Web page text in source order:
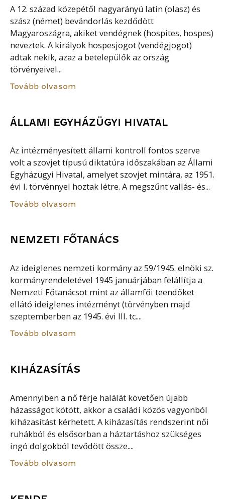
A 12. század közepétől nagyarányú latin (olasz) és
szász (német) bevándorlás kezdődött
Magyaroszágra, akiket vendégnek (hospites, hospes)
neveztek. A királyok hospesjogot (vendégjogot)
adtak nekik, azaz a betelepülők az ország
törvényeivel...
Tovább olvasom
ÁLLAMI EGYHÁZÜGYI HIVATAL
Az intézményesített állami kontroll fontos szerve
volt a szovjet típusú diktatúra időszakában az Állami
Egyházügyi Hivatal, amelyet szovjet mintára, az 1951.
évi I. törvénnyel hoztak létre. A megszűnt vallás- és...
Tovább olvasom
NEMZETI FŐTANÁCS
Az ideiglenes nemzeti kormány az 59/1945. elnöki sz.
kormányrendeletével 1945 januárjában felállítja a
Nemzeti Főtanácsot mint az államfői teendőket
ellátó ideiglenes intézményt (törvényben majd
szeptemberben az 1945. évi III. tc....
Tovább olvasom
KIHÁZASÍTÁS
Amennyiben a nő férje halálát követően újabb
házasságot kötött, akkor a családi közös vagyonból
kiházasítást kérhetett. A kiházasítás rendszerint női
ruhákból és elsősorban a háztartáshoz szükséges
ingó dolgokból tevődött össze....
Tovább olvasom